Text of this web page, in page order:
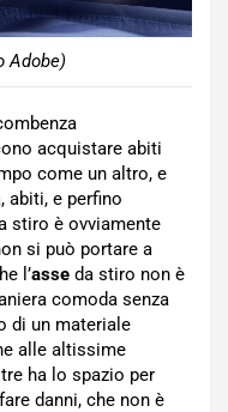
Adobe)
acquistare abiti
come un altro, e
abiti, e perfino
stiro è ovviamente
si può portare a
l’asse da stiro non è
comoda senza
di un materiale
alle altissime
ha lo spazio per
danni, che non è